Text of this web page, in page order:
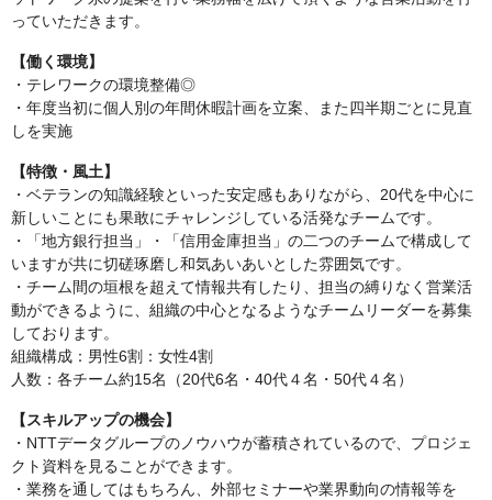
っていただきます。
【働く環境】
・テレワークの環境整備◎
・年度当初に個人別の年間休暇計画を立案、また四半期ごとに見直
しを実施
【特徴・風土】
・ベテランの知識経験といった安定感もありながら、20代を中心に
新しいことにも果敢にチャレンジしている活発なチームです。
・「地方銀行担当」・「信用金庫担当」の二つのチームで構成して
いますが共に切磋琢磨し和気あいあいとした雰囲気です。
・チーム間の垣根を超えて情報共有したり、担当の縛りなく営業活
動ができるように、組織の中心となるようなチームリーダーを募集
しております。
組織構成：男性6割：女性4割
人数：各チーム約15名（20代6名・40代４名・50代４名）
【スキルアップの機会】
・NTTデータグループのノウハウが蓄積されているので、プロジェ
クト資料を見ることができます。
・業務を通してはもちろん、外部セミナーや業界動向の情報等を